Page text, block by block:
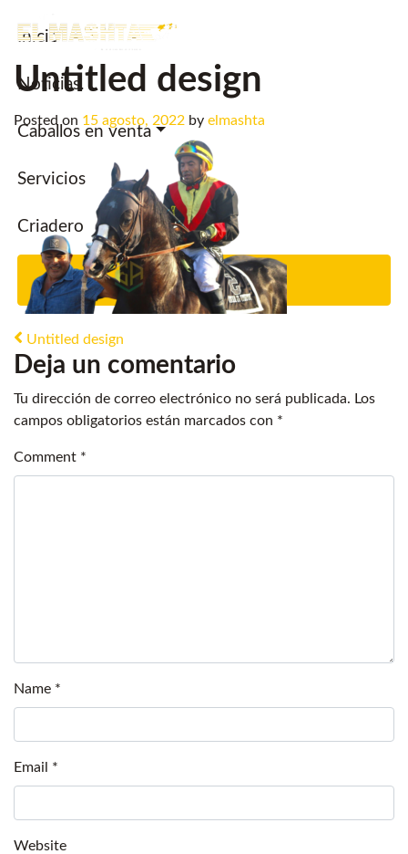
Inicio
Noticias.
Caballos en venta
Servicios
Criadero
Contacto
Main Navigation
Untitled design
Posted on 15 agosto, 2022 by elmashta
Post navigation
Untitled design
Deja un comentario
Tu dirección de correo electrónico no será publicada. Los
campos obligatorios están marcados con *
Comment *
Name *
Email *
Website